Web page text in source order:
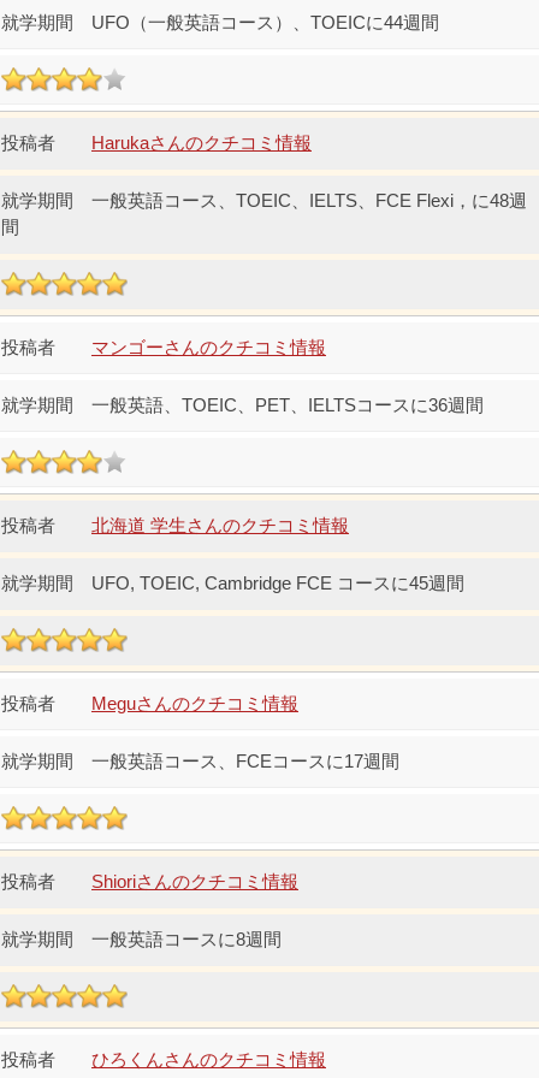
UFO（一般英語コース）、TOEICに44週間
Harukaさんのクチコミ情報
一般英語コース、TOEIC、IELTS、FCE Flexi，に48週
間
マンゴーさんのクチコミ情報
一般英語、TOEIC、PET、IELTSコースに36週間
北海道 学生さんのクチコミ情報
UFO, TOEIC, Cambridge FCE コースに45週間
Meguさんのクチコミ情報
一般英語コース、FCEコースに17週間
Shioriさんのクチコミ情報
一般英語コースに8週間
ひろくんさんのクチコミ情報